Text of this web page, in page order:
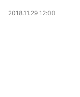
2018.11.29 12:00